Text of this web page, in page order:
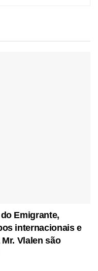
Emigrante,
internacionais e
Vlalen são